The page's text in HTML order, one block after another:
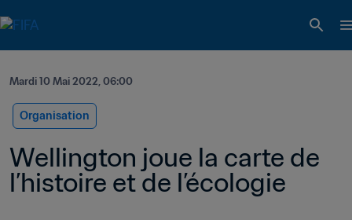
Mardi 10 Mai 2022, 06:00
Organisation
Wellington joue la carte de
l’histoire et de l’écologie